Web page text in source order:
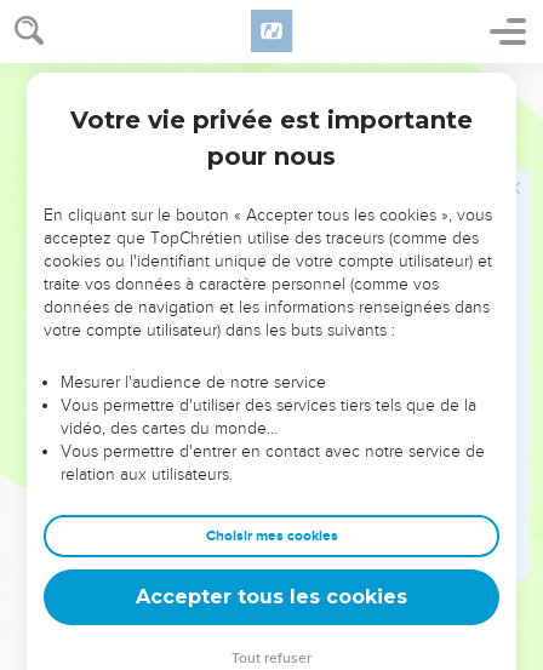
NE MANQUEZ PAS L’ÉVÉNEMENT
DE L’ANNÉE !
ET SI LEURS ERREURS POUVAIENT VOUS ÉVITER LES
VOTRES ?
leur foi ou leur vision. Mais on voit moins les doutes, les erreurs
et les saisons difficiles qu'ils ont traversés, alors même que ce
sont elles qui les ont façonnés.
Dans cette conférence, leaders, entrepreneurs, et responsables
clés pour avancer avec plus de sagesse afin que leurs erreurs
deviennent vos tremplins. Que vous guidiez un ministère, une
équipe, un groupe ou une famille, leur expérience est faite
Votre vie privée est importante
pour nous
En cliquant sur le bouton « Accepter tous les cookies », vous
acceptez que TopChrétien utilise des traceurs (comme des
cookies ou l'identifiant unique de votre compte utilisateur) et
traite vos données à caractère personnel (comme vos
données de navigation et les informations renseignées dans
votre compte utilisateur) dans les buts suivants :
Mesurer l'audience de notre service
Vous permettre d'utiliser des services tiers tels que de la
vidéo, des cartes du monde…
Vous permettre d'entrer en contact avec notre service de
relation aux utilisateurs.
Choisir mes cookies
Accepter tous les cookies
Tout refuser